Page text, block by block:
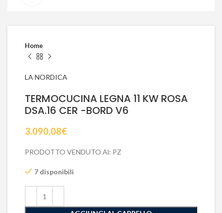
Home
LA NORDICA
TERMOCUCINA LEGNA 11 KW ROSA
DSA.16 CER -BORD V6
3.090,08€
PRODOTTO VENDUTO Al: PZ
7 disponibili